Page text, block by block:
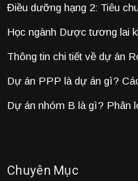
Điều dưỡng hạng 2: Tiêu
Học ngành Dược tương lai
Thông tin chi tiết về dự án
Dự án PPP là dự án gì?
Dự án nhóm B là gì? Phân
Chuyên Mục